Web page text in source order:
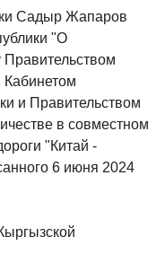
Садыр Жапаров
"О
Кабинетом
и Правительством
в совместном
"Китай -
6 июня 2024